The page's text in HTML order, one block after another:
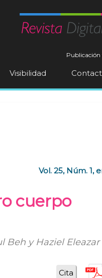
Visibilidad
Vol. 25, Núm. 1,
cuerpo
Beh y Haziel
Cita